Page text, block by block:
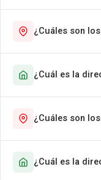
¿Cuáles son
¿Cuál es la
¿Cuáles son
¿Cuál es la